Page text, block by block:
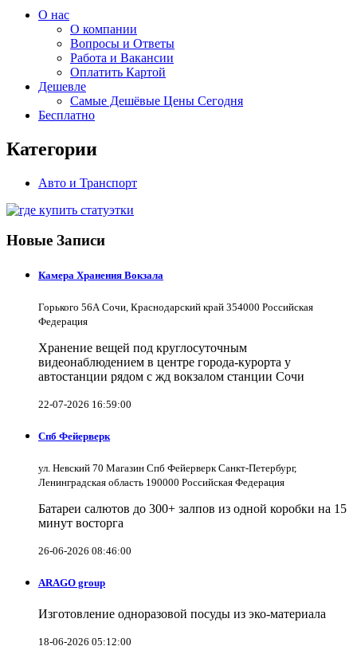
О нас
О компании
Вопросы и Ответы
Работа и Вакансии
Оплатить Картой
Дешевле
Самые Дешёвые Цены Сегодня
Бесплатно
Категории
Авто и Транспорт
Новые Записи
Камера Хранения Вокзала
Горького 56А Сочи, Краснодарский край 354000 Российская
Федерация
Хранение вещей под круглосуточным
видеонаблюдением в центре города-курорта у
автостанции рядом с жд вокзалом станции Сочи
22-07-2026 16:59:00
Спб Фейерверк
ул. Невский 70 Магазин Спб Фейерверк Санкт-Петербург,
Ленинградская область 190000 Российская Федерация
Батареи салютов до 300+ залпов из одной коробки на 15
минут восторга
26-06-2026 08:46:00
ARAGO group
Изготовление одноразовой посуды из эко-материала
18-06-2026 05:12:00